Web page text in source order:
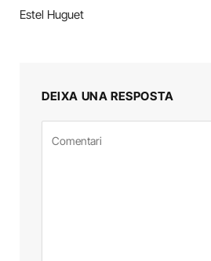
Estel Huguet
DEIXA UNA RESPOSTA